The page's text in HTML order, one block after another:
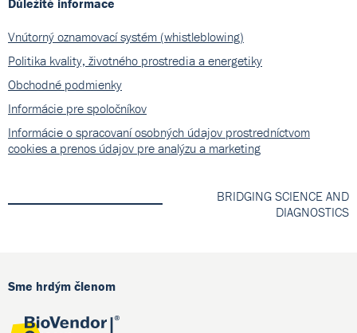
Vnútorný oznamovací systém (whistleblowing)
Politika kvality, životného prostredia a energetiky
Obchodné podmienky
Informácie pre spoločníkov
Informácie o spracovaní osobných údajov prostredníctvom
cookies a prenos údajov pre analýzu a marketing
BRIDGING SCIENCE AND
DIAGNOSTICS
Sme hrdým členom